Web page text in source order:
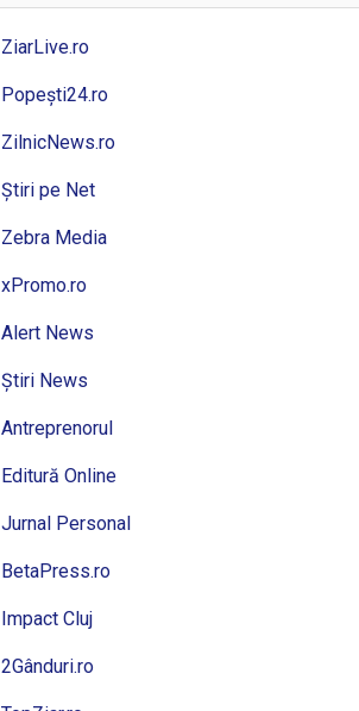
ZiarLive.ro
Popești24.ro
ZilnicNews.ro
Știri pe Net
Zebra Media
xPromo.ro
Alert News
Știri News
Antreprenorul
Editură Online
Jurnal Personal
BetaPress.ro
Impact Cluj
2Gânduri.ro